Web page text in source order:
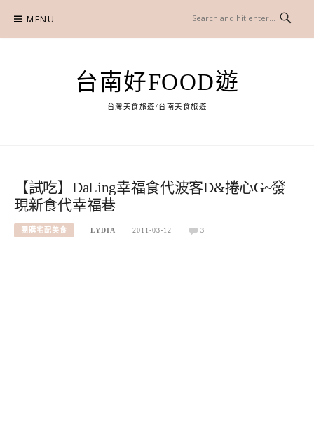
content
MENU
台南好FOOD遊
台灣美食旅遊/台南美食旅遊
【試吃】DaLing幸福食代波客D&捲心G~發
現新食代幸福巷
團購宅配美食 LYDIA 2011-03-12 3